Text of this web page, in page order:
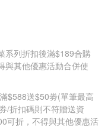
系列折扣後滿$189合購
與其他優惠活動合併使
$588送$50劵(單筆最高
/折扣碼則不符贈送資
可折，不得與其他優惠活